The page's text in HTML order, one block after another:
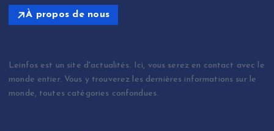
À propos de nous
Leinfos est un site d'actualités. Ici, vous serez en contact avec le
monde entier. Vous y trouverez les dernières informations sur le
monde, toutes catégories confondues.